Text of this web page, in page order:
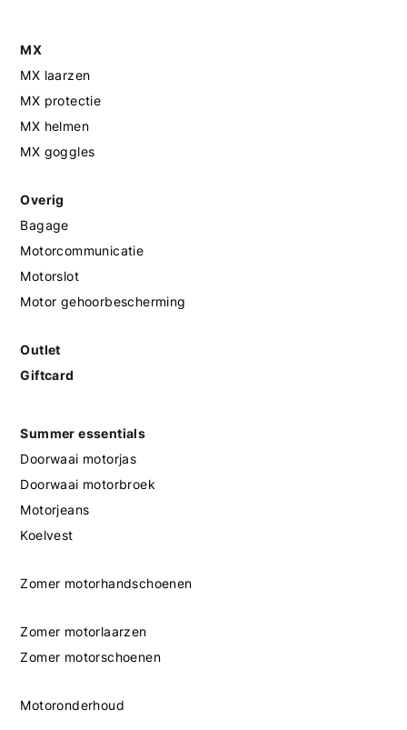
MX
MX laarzen
MX protectie
MX helmen
MX goggles
Overig
Bagage
Motorcommunicatie
Motorslot
Motor gehoorbescherming
Outlet
Giftcard
Summer essentials
Doorwaai motorjas
Doorwaai motorbroek
Motorjeans
Koelvest
Zomer motorhandschoenen
Zomer motorlaarzen
Zomer motorschoenen
Motoronderhoud